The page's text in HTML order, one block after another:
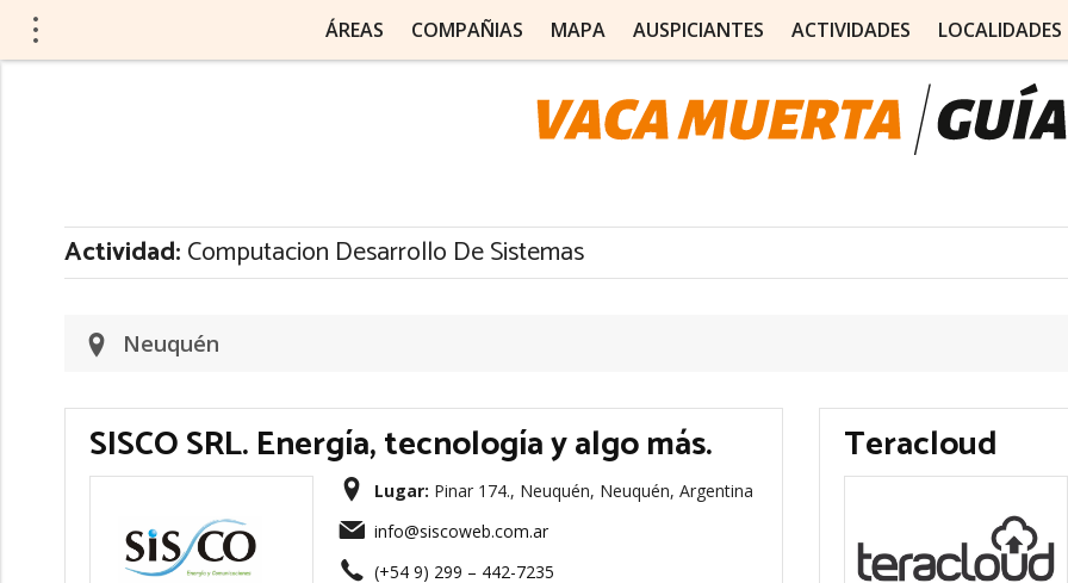
ÁREAS COMPAÑIAS MAPA AUSPICIANTES ACTIVIDADES LOCALIDADES
Actividad:Computacion Desarrollo De Sistemas
Neuquén
SISCO SRL. Energía, tecnología y algo más.
Lugar: Pinar 174., Neuquén, Neuquén, Argentina
info@siscoweb.com.ar
(+54 9) 299 – 442-7235​
Teracloud